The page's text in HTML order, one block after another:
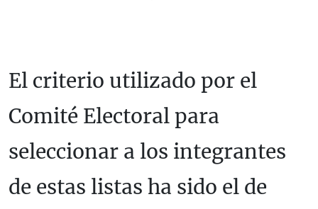
El criterio utilizado por el
Comité Electoral para
seleccionar a los integrantes
de estas listas ha sido el de